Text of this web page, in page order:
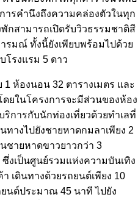
ารคำนึงถึงความคล่องตัวในทุก
กสามารถเปิดรับวิวธรรมชาติสี
รมณ์ ทั้งนี้ยังเพียบพร้อมไปด้วย
โรงแรม 5 ดาว
ห้องนอน 32 ตารางเมตร และ
ดยในโครงการจะมีส่วนของห้อง
การกับนักท่องเที่ยวด้วยทำเลที่
ทางไปยังชายหาดกมลาเพียง 2
ชายหาดขาวยาวกว่า 3
งเป็นศูนย์รวมแห่งความบันเทิง
เดินทางด้วยรถยนต์เพียง 10
นต์ประมาณ 45 นาที ไปยัง